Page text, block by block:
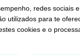
redes sociais e
utilizados para te
cookies e o